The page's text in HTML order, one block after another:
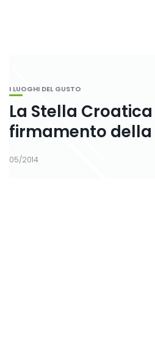
I LUOGHI DEL GUSTO
La Stella
firmamento della
05/2014